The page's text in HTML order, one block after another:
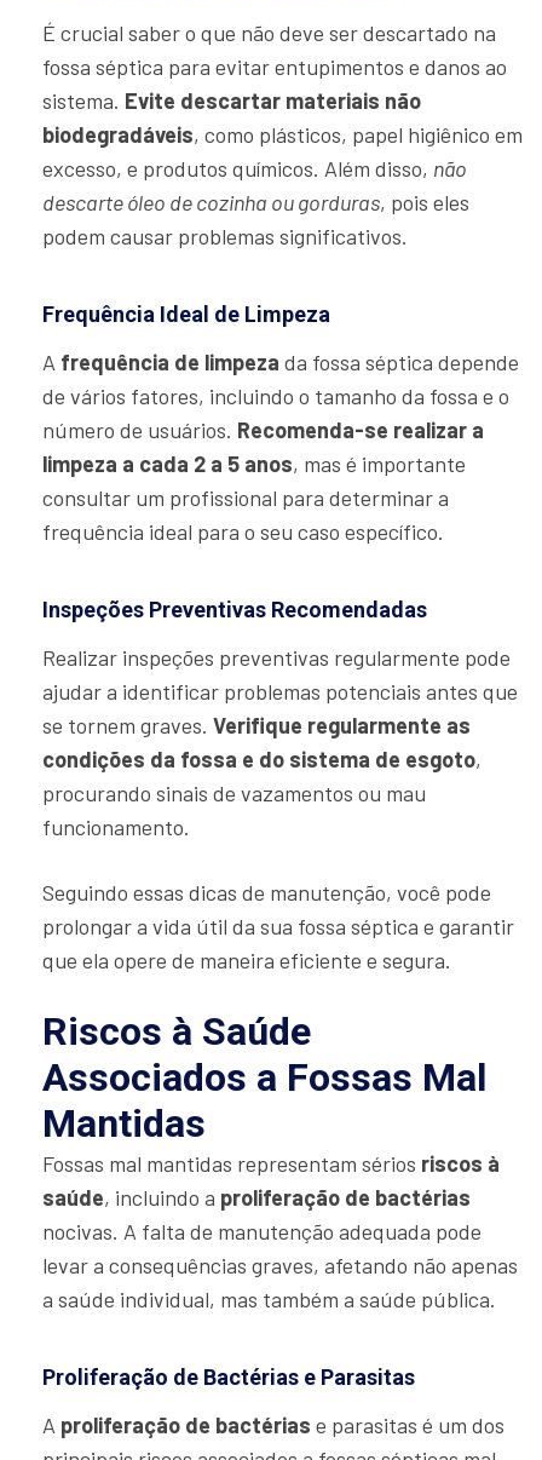
É crucial saber o que não deve ser descartado na
fossa séptica para evitar entupimentos e danos ao
sistema. Evite descartar materiais não
biodegradáveis, como plásticos, papel higiênico em
excesso, e produtos químicos. Além disso, não
descarte óleo de cozinha ou gorduras, pois eles
podem causar problemas significativos.
Frequência Ideal de Limpeza
A frequência de limpeza da fossa séptica depende
de vários fatores, incluindo o tamanho da fossa e o
número de usuários. Recomenda-se realizar a
limpeza a cada 2 a 5 anos, mas é importante
consultar um profissional para determinar a
frequência ideal para o seu caso específico.
Inspeções Preventivas Recomendadas
Realizar inspeções preventivas regularmente pode
ajudar a identificar problemas potenciais antes que
se tornem graves. Verifique regularmente as
condições da fossa e do sistema de esgoto,
procurando sinais de vazamentos ou mau
funcionamento.
Seguindo essas dicas de manutenção, você pode
prolongar a vida útil da sua fossa séptica e garantir
que ela opere de maneira eficiente e segura.
Riscos à Saúde
Associados a Fossas Mal
Mantidas
Fossas mal mantidas representam sérios riscos à
saúde, incluindo a proliferação de bactérias
nocivas. A falta de manutenção adequada pode
levar a consequências graves, afetando não apenas
a saúde individual, mas também a saúde pública.
Proliferação de Bactérias e Parasitas
A proliferação de bactérias e parasitas é um dos